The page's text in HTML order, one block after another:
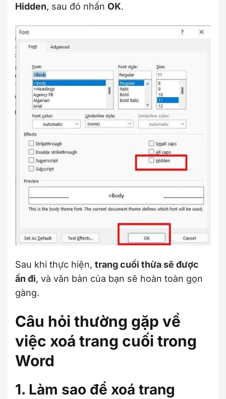
Hidden, sau đó nhấn OK.
Sau khi thực hiện, trang cuối thừa sẽ được
ẩn đi, và văn bản của bạn sẽ hoàn toàn gọn
gàng.
Câu hỏi thường gặp về
việc xoá trang cuối trong
Word
1. Làm sao để xoá trang